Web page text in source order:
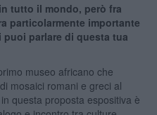
tutto il mondo, però fra
particolarmente importante
parlare di questa tua
museo africano che
mosaici romani e greci al
questa proposta espositiva è